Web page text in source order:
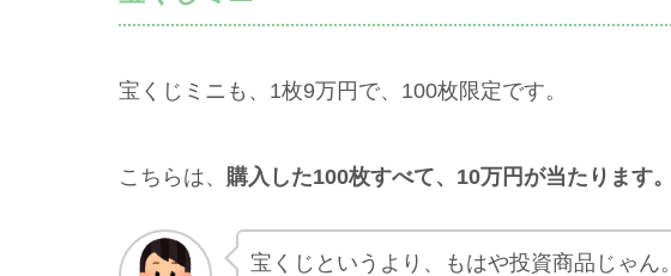
宝くじミニも、1枚9万円で、100枚限定です。
こちらは、 購入した100枚すべて、10万円が当たります。
宝くじというより、もはや投資商品じゃん。